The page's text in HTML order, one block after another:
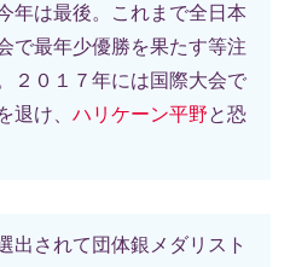
年は最後。これまで全日本
で最年少優勝を果たす等注
２０１７年には国際大会で
退け、 ハリケーン平野と恐
出されて団体銀メダリスト